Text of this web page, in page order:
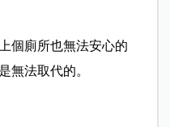
個廁所也無法安心的
無法取代的。